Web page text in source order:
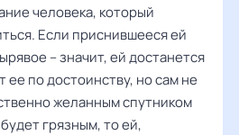
человека, который
Если приснившееся ей
– значит, ей достанется
ее по достоинству, но сам не
желанным спутником
грязным, то ей,